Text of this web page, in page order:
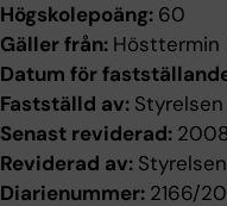
Högskolepoäng: 60
Gäller från: Hösttermin
Datum för
Fastställd av:
Senast reviderad:
Reviderad av:
Diarienummer: 2166/